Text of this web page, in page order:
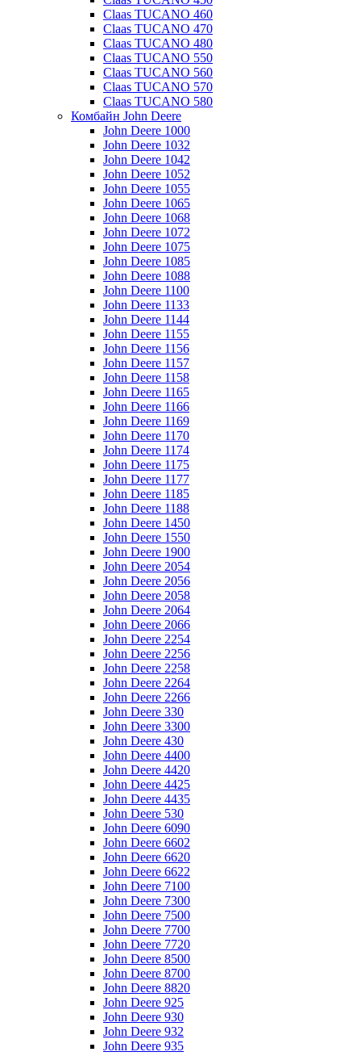
Claas TUCANO 460
Claas TUCANO 470
Claas TUCANO 480
Claas TUCANO 550
Claas TUCANO 560
Claas TUCANO 570
Claas TUCANO 580
Комбайн John Deere
John Deere 1000
John Deere 1032
John Deere 1042
John Deere 1052
John Deere 1055
John Deere 1065
John Deere 1068
John Deere 1072
John Deere 1075
John Deere 1085
John Deere 1088
John Deere 1100
John Deere 1133
John Deere 1144
John Deere 1155
John Deere 1156
John Deere 1157
John Deere 1158
John Deere 1165
John Deere 1166
John Deere 1169
John Deere 1170
John Deere 1174
John Deere 1175
John Deere 1177
John Deere 1185
John Deere 1188
John Deere 1450
John Deere 1550
John Deere 1900
John Deere 2054
John Deere 2056
John Deere 2058
John Deere 2064
John Deere 2066
John Deere 2254
John Deere 2256
John Deere 2258
John Deere 2264
John Deere 2266
John Deere 330
John Deere 3300
John Deere 430
John Deere 4400
John Deere 4420
John Deere 4425
John Deere 4435
John Deere 530
John Deere 6090
John Deere 6602
John Deere 6620
John Deere 6622
John Deere 7100
John Deere 7300
John Deere 7500
John Deere 7700
John Deere 7720
John Deere 8500
John Deere 8700
John Deere 8820
John Deere 925
John Deere 930
John Deere 932
John Deere 935